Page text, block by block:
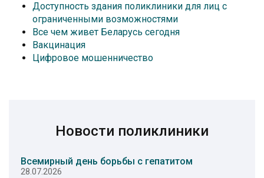
Доступность здания поликлиники для лиц с
ограниченными возможностями
Все чем живет Беларусь сегодня
Вакцинация
Цифровое мошенничество
Новости поликлиники
Всемирный день борьбы с гепатитом
28.07.2026